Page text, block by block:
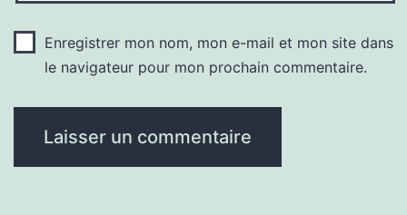
Enregistrer mon nom, mon e-mail et mon site dans
le navigateur pour mon prochain commentaire.